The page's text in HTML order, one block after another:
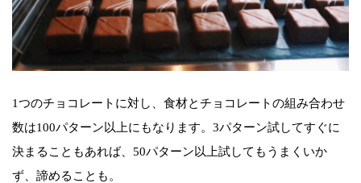
1つのチョコレートに対し、食材とチョコレートの組み合わせ
数は100パターン以上にもなります。3パターン試してすぐに
決まることもあれば、50パターン以上試してもうまくいか
ず、諦めることも。